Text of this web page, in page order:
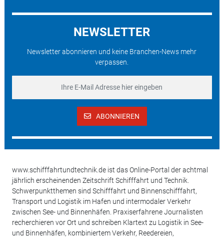
NEWSLETTER
Newsletter abonnieren und keine Branchen-News mehr
verpassen.
ABONNIEREN
www.schifffahrtundtechnik.de ist das Online-Portal der achtmal
jährlich erscheinenden Zeitschrift Schifffahrt und Technik.
Schwerpunktthemen sind Schifffahrt und Binnenschifffahrt,
Transport und Logistik im Hafen und intermodaler Verkehr
zwischen See- und Binnenhäfen. Praxiserfahrene Journalisten
recherchieren vor Ort und schreiben Klartext zu Logistik in See-
und Binnenhäfen, kombiniertem Verkehr, Reedereien,